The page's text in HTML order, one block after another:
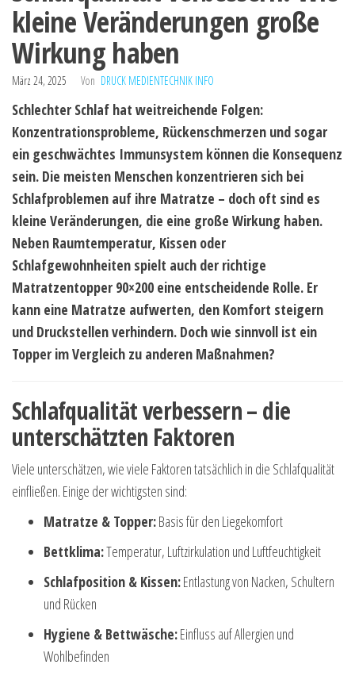
kleine Veränderungen große
Wirkung haben
März 24, 2025 Von DRUCK MEDIENTECHNIK INFO
Schlechter Schlaf hat weitreichende Folgen:
Konzentrationsprobleme, Rückenschmerzen und sogar
ein geschwächtes Immunsystem können die Konsequenz
sein. Die meisten Menschen konzentrieren sich bei
Schlafproblemen auf ihre Matratze – doch oft sind es
kleine Veränderungen, die eine große Wirkung haben.
Neben Raumtemperatur, Kissen oder
Schlafgewohnheiten spielt auch der richtige
Matratzentopper 90×200 eine entscheidende Rolle. Er
kann eine Matratze aufwerten, den Komfort steigern
und Druckstellen verhindern. Doch wie sinnvoll ist ein
Topper im Vergleich zu anderen Maßnahmen?
Schlafqualität verbessern – die
unterschätzten Faktoren
Viele unterschätzen, wie viele Faktoren tatsächlich in die Schlafqualität
einfließen. Einige der wichtigsten sind:
Matratze & Topper:Basis für den Liegekomfort
Bettklima:Temperatur, Luftzirkulation und Luftfeuchtigkeit
Schlafposition & Kissen:Entlastung von Nacken, Schultern
und Rücken
Hygiene & Bettwäsche:Einfluss auf Allergien und
Wohlbefinden